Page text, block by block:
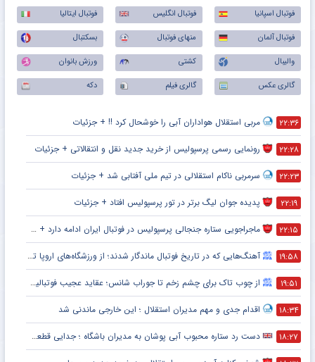
فوتبال اسپانیا
فوتبال انگلیس
فوتبال ایتالیا
فوتبال آلمان
منهای فوتبال
بسکتبال
والیبال
کشتی
ورزش بانوان
گالری عکس
گالری فیلم دکه
۲۲:۳۶ مربی استقلال هواداران آبی را خوشحال کرد !! + جزئیات
۲۲:۲۸ رونمایی رسمی پرسپولیس از خرید جدید نقل و انتقالاتی + جزئیات
۲۲:۲۳ سرمربی ناکام استقلالی در تیم ملی آفتابی شد + جزئیات
۲۲:۱۹ پدیده جوان لیگ برتر در تور پرسپولیس افتاد + جزئیات
۲۲:۱۵ ماجراجویی ستاره جنجالی پرسپولیس در فوتبال ایران ادامه دارد + جزئیات
۱۹:۵۸ آهنگ‌هایی که در تاریخ فوتبال ماندگار شدند؛ از ورزشگاه‌های اروپا تا جام جهانی
۱۹:۵۱ از چوب تاک برای چشم زخم تا جوراب شانس؛ عقاید عجیب فوتبالیست‌ها!
۱۸:۳۴ اقدام جدی و مهم مدیران استقلال ؛ این خارجی ماندنی شد
۱۸:۲۷ دست رد ستاره محبوب آبی پوشان به مدیران باشگاه ؛ جدایی قطعی است !